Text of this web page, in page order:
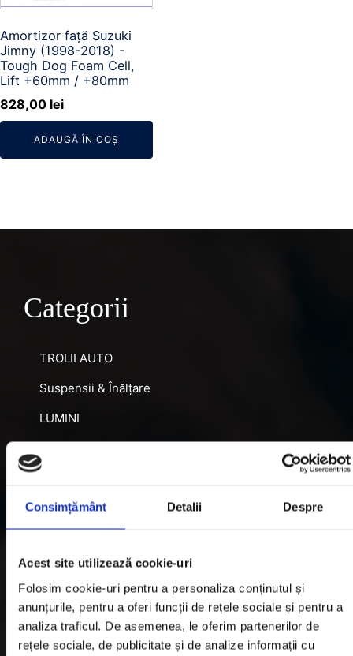
Consimțământ Detalii Despre
Acest site utilizează cookie-uri
Folosim cookie-uri pentru a personaliza conținutul și
anunțurile, pentru a oferi funcții de rețele sociale și pentru a
analiza traficul. De asemenea, le oferim partenerilor de
rețele sociale, de publicitate și de analize informații cu
Amortizor față Suzuki
Jimny (1998-2018) -
Tough Dog Foam Cell,
Lift +60mm / +80mm
828,00 lei
ADAUGĂ ÎN COȘ
Categorii
TROLII AUTO
Suspensii & Înălțare
LUMINI
DIFERENȚIALE BLOCABILE
Jante Oțel
Informatii utile